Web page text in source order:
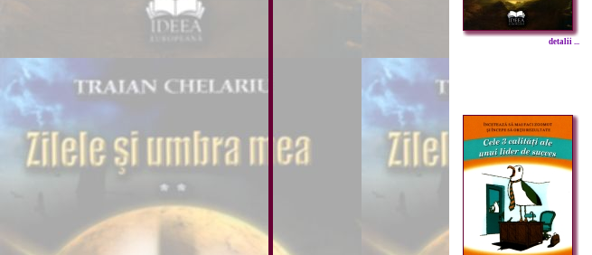
detalii ...